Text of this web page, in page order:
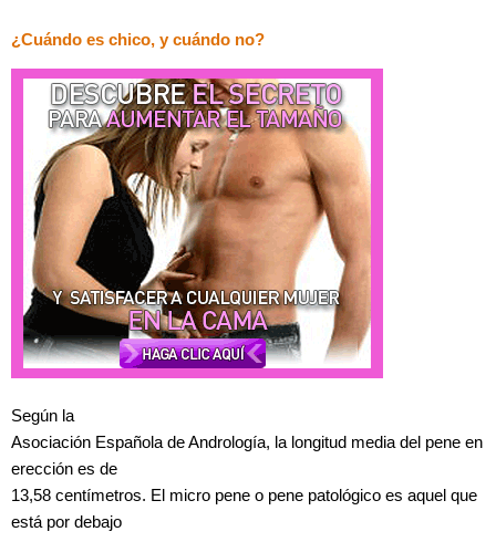
¿Cuándo es chico, y cuándo no?
Según la
Asociación Española de Andrología, la longitud media del pene en
erección es de
13,58 centímetros. El micro pene o pene patológico es aquel que
está por debajo